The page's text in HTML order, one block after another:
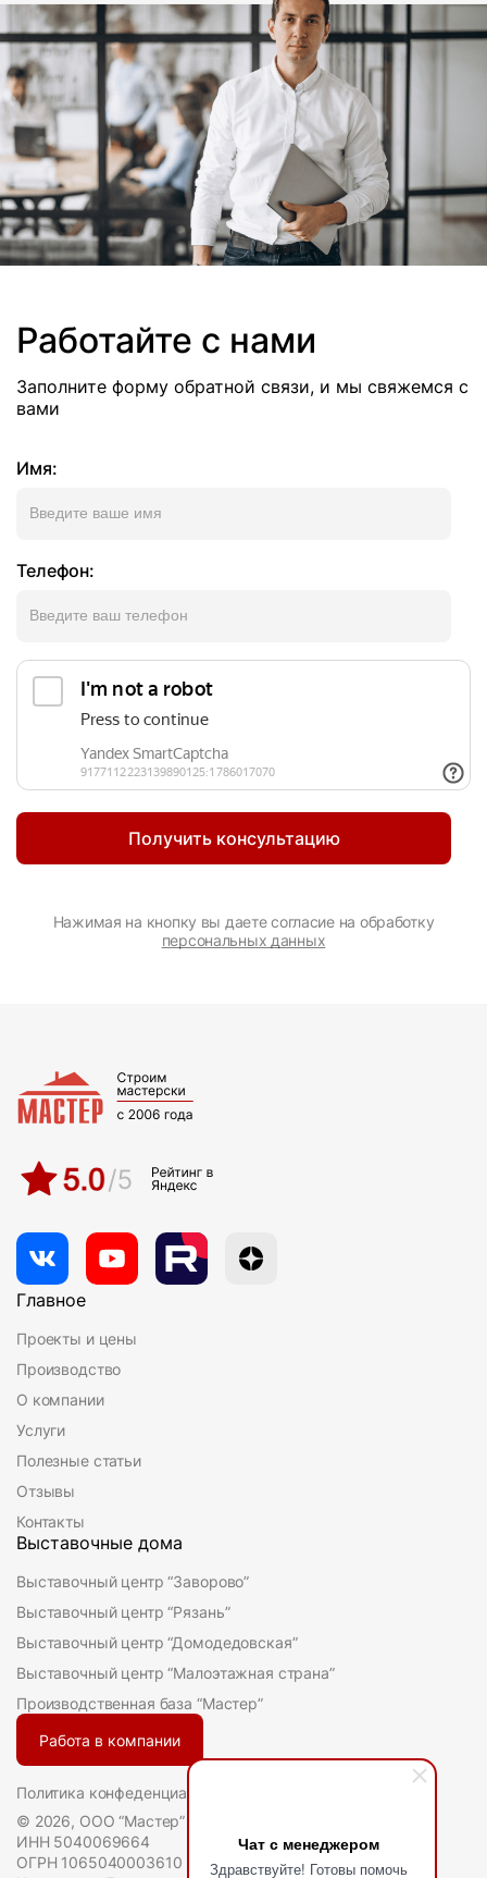
Чат с менеджером
Здравствуйте! Готовы помочь
Работайте с нами
Заполните форму обратной связи, и мы свяжемся с
вами
Имя:
Телефон:
Нажимая на кнопку вы даете согласие на обработку
персональных данных
Главное
Проекты и цены
Производство
О компании
Услуги
Полезные статьи
Отзывы
Контакты
Выставочные дома
Выставочный центр “Заворово”
Выставочный центр “Рязань”
Выставочный центр “Домодедовская”
Выставочный центр “Малоэтажная страна”
Производственная база “Мастер”
Работа в компании
Политика конфеденциальности
© 2026, ООО “Мастер”
ИНН 5040069664
ОГРН 1065040003610